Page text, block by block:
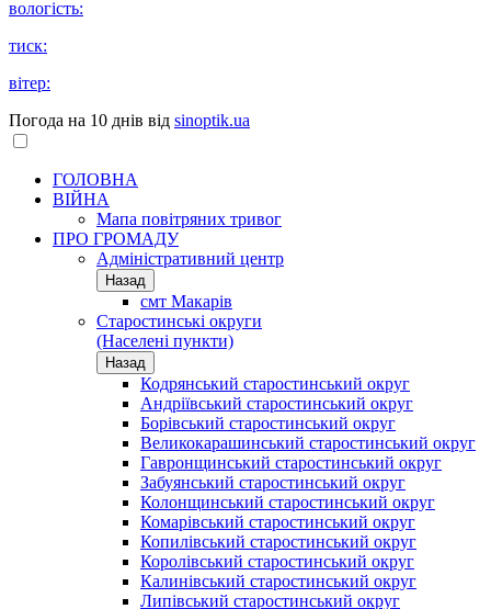
вологість:
тиск:
вітер:
Погода на 10 днів від sinoptik.ua
ГОЛОВНА
ВІЙНА
Мапа повітряних тривог
ПРО ГРОМАДУ
Aдміністративний центр
Назад
смт Макарів
Старостинські округи
(Населені пункти)
Назад
Кодрянський старостинський округ
Андріївський старостинський округ
Борівський старостинський округ
Великокарашинський старостинський округ
Гавронщинський старостинський округ
Забуянський старостинський округ
Колонщинський старостинський округ
Комарівський старостинський округ
Копилівський старостинський округ
Королівський старостинський округ
Калинівський старостинський округ
Липівський старостинський округ